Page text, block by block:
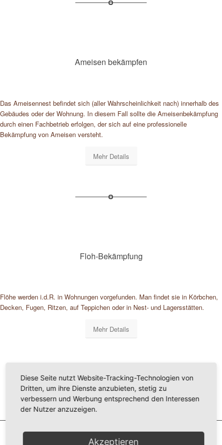
Ameisen bekämpfen
Das Ameisennest befindet sich (aller Wahrscheinlichkeit nach) innerhalb des
Gebäudes oder der Wohnung. In diesem Fall sollte die Ameisenbekämpfung
durch einen Fachbetrieb erfolgen, der sich auf eine professionelle
Bekämpfung von Ameisen versteht.
Mehr Details
Floh-Bekämpfung
Flöhe werden i.d.R. in Wohnungen vorgefunden. Man findet sie in Körbchen,
Decken, Fugen, Ritzen, auf Teppichen oder in Nest- und Lagersstätten.
Mehr Details
Diese Seite nutzt Website-Tracking-Technologien von
Dritten, um ihre Dienste anzubieten, stetig zu
verbessern und Werbung entsprechend den Interessen
der Nutzer anzuzeigen.
Akzeptieren